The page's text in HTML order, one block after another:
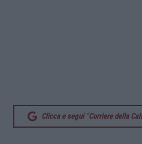
Clicca e segui “Corriere della